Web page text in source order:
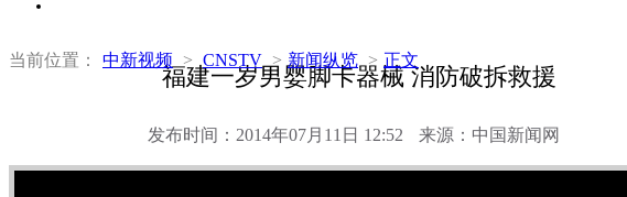
当前位置： 中新视频 > CNSTV > 新闻纵览 > 正文
福建一岁男婴脚卡器械 消防破拆救援
发布时间：2014年07月11日 12:52 来源：中国新闻网